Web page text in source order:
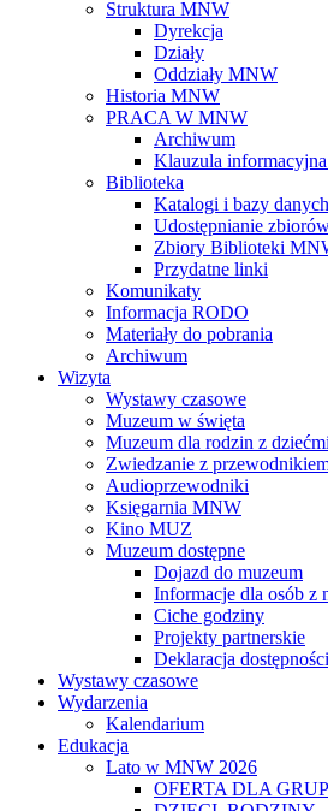
Struktura MNW
Dyrekcja
Działy
Oddziały MNW
Historia MNW
PRACA W MNW
Archiwum
Klauzula
Biblioteka
Katalogi i bazy danych
Udostępnianie
Zbiory Biblioteki
Przydatne linki
Komunikaty
Informacja RODO
Materiały do pobrania
Archiwum
Wizyta
Wystawy czasowe
Muzeum w święta
Muzeum dla rodzin z dziećmi
Zwiedzanie z
Audioprzewodniki
Księgarnia MNW
Kino MUZ
Muzeum dostępne
Dojazd do muzeum
Informacje dla osób z
Ciche godziny
Projekty partnerskie
Deklaracja dostępności
Wystawy czasowe
Wydarzenia
Kalendarium
Edukacja
Lato w MNW 2026
OFERTA DLA